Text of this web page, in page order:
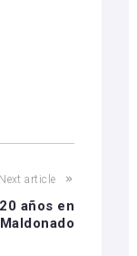
Next article
años en
Maldonado